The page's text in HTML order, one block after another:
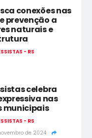
conexões nas
prevenção a
naturais e
- RS
celebra
nas
municipais
- RS
de 2024